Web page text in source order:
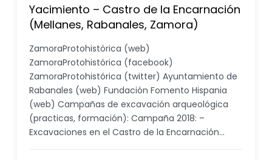
Yacimiento – Castro de la Encarnación
(Mellanes, Rabanales, Zamora)
ZamoraProtohistórica (web)
ZamoraProtohistórica (facebook)
ZamoraProtohistórica (twitter) Ayuntamiento de
Rabanales (web) Fundación Fomento Hispania
(web) Campañas de excavación arqueológica
(practicas, formación): Campaña 2018: –
Excavaciones en el Castro de la Encarnación…